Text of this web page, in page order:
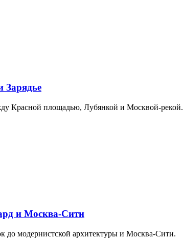
Зарядье
Красной площадью, Лубянкой и Москвой-рекой.
и Москва-Сити
до модернистской архитектуры и Москва-Сити.